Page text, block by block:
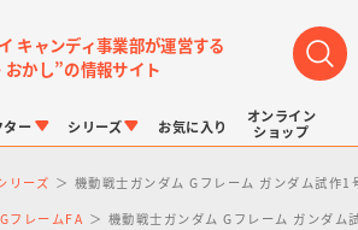
キャンディ事業部が運営する
おかし”の情報サイト
ター シリーズ お気に入り
オンライン
ショップ
リーズ 機動戦士ガンダム Gフレーム ガンダム試作
フレームFA 機動戦士ガンダム Gフレーム ガンダ